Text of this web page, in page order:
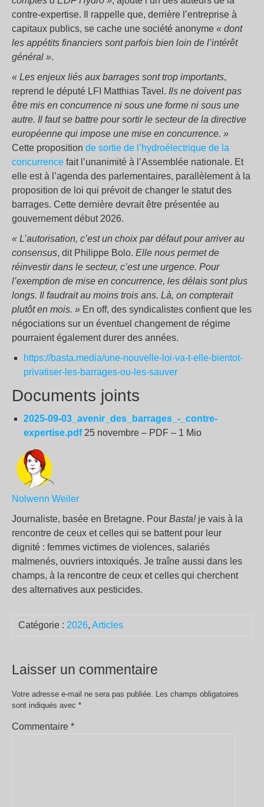
contre-expertise. Il rappelle que, derrière l’entreprise à
capitaux publics, se cache une société anonyme « dont
les appétits financiers sont parfois bien loin de l’intérêt
général ».
« Les enjeux liés aux barrages sont trop importants,
reprend le député LFI Matthias Tavel. Ils ne doivent pas
être mis en concurrence ni sous une forme ni sous une
autre. Il faut se battre pour sortir le secteur de la directive
européenne qui impose une mise en concurrence. »
Cette proposition de sortie de l’hydroélectrique de la
concurrence fait l’unanimité à l’Assemblée nationale. Et
elle est à l’agenda des parlementaires, parallèlement à la
proposition de loi qui prévoit de changer le statut des
barrages. Cette dernière devrait être présentée au
gouvernement début 2026.
« L’autorisation, c’est un choix par défaut pour arriver au
consensus, dit Philippe Bolo. Elle nous permet de
réinvestir dans le secteur, c’est une urgence. Pour
l’exemption de mise en concurrence, les délais sont plus
longs. Il faudrait au moins trois ans. Là, on compterait
plutôt en mois. » En off, des syndicalistes confient que les
négociations sur un éventuel changement de régime
pourraient également durer des années.
https://basta.media/une-nouvelle-loi-va-t-elle-bientot-
privatiser-les-barrages-ou-les-sauver
Documents joints
2025-09-03_avenir_des_barrages_-_contre-
expertise.pdf25 novembre – PDF – 1 Mio
Nolwenn Weiler
Journaliste, basée en Bretagne. Pour Basta!je vais à la
rencontre de ceux et celles qui se battent pour leur
dignité : femmes victimes de violences, salariés
malmenés, ouvriers intoxiqués. Je traîne aussi dans les
champs, à la rencontre de ceux et celles qui cherchent
des alternatives aux pesticides.
Catégorie : 2026, Articles
Laisser un commentaire
Votre adresse e-mail ne sera pas publiée. Les champs obligatoires
sont indiqués avec *
Commentaire *